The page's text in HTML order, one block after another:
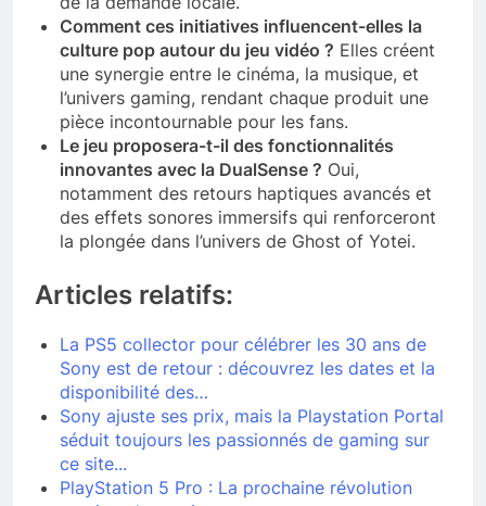
Comment ces initiatives influencent-elles la
culture pop autour du jeu vidéo ? Elles créent
une synergie entre le cinéma, la musique, et
l’univers gaming, rendant chaque produit une
pièce incontournable pour les fans.
Le jeu proposera-t-il des fonctionnalités
innovantes avec la DualSense ? Oui,
notamment des retours haptiques avancés et
des effets sonores immersifs qui renforceront
la plongée dans l’univers de Ghost of Yotei.
Articles relatifs:
La PS5 collector pour célébrer les 30 ans de
Sony est de retour : découvrez les dates et la
disponibilité des…
Sony ajuste ses prix, mais la Playstation Portal
séduit toujours les passionnés de gaming sur
ce site...
PlayStation 5 Pro : La prochaine révolution